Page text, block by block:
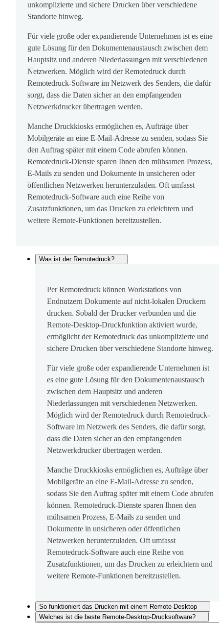
unkomplizierte und sichere Drucken über verschiedene
Standorte hinweg.
Für viele große oder expandierende Unternehmen ist es eine
gute Lösung für den Dokumentenaustausch zwischen dem
Hauptsitz und anderen Niederlassungen mit verschiedenen
Netzwerken. Möglich wird der Remotedruck durch
Remotedruck-Software im Netzwerk des Senders, die dafür
sorgt, dass die Daten sicher an den empfangenden
Netzwerkdrucker übertragen werden.
Manche Druckkiosks ermöglichen es, Aufträge über
Mobilgeräte an eine E-Mail-Adresse zu senden, sodass Sie
den Auftrag später mit einem Code abrufen können.
Remotedruck-Dienste sparen Ihnen den mühsamen Prozess,
E-Mails zu senden und Dokumente in unsicheren oder
öffentlichen Netzwerken herunterzuladen. Oft umfasst
Remotedruck-Software auch eine Reihe von
Zusatzfunktionen, um das Drucken zu erleichtern und
weitere Remote-Funktionen bereitzustellen.
Was ist der Remotedruck?
Per Remotedruck können Workstations von
Endnutzern Dokumente auf nicht-lokalen Druckern
drucken. Sobald der Drucker verbunden und die
Remote-Desktop-Druckfunktion aktiviert wurde,
ermöglicht der Remotedruck das unkomplizierte und
sichere Drucken über verschiedene Standorte hinweg.
Für viele große oder expandierende Unternehmen ist
es eine gute Lösung für den Dokumentenaustausch
zwischen dem Hauptsitz und anderen
Niederlassungen mit verschiedenen Netzwerken.
Möglich wird der Remotedruck durch Remotedruck-
Software im Netzwerk des Senders, die dafür sorgt,
dass die Daten sicher an den empfangenden
Netzwerkdrucker übertragen werden.
Manche Druckkiosks ermöglichen es, Aufträge über
Mobilgeräte an eine E-Mail-Adresse zu senden,
sodass Sie den Auftrag später mit einem Code abrufen
können. Remotedruck-Dienste sparen Ihnen den
mühsamen Prozess, E-Mails zu senden und
Dokumente in unsicheren oder öffentlichen
Netzwerken herunterzuladen. Oft umfasst
Remotedruck-Software auch eine Reihe von
Zusatzfunktionen, um das Drucken zu erleichtern und
weitere Remote-Funktionen bereitzustellen.
So funktioniert das Drucken mit einem Remote-Desktop
Welches ist die beste Remote-Desktop-Drucksoftware?